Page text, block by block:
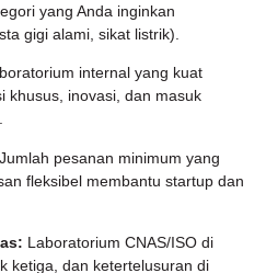
yang Anda inginkan
gigi alami, sikat listrik).
internal yang kuat
khusus, inovasi, dan masuk
Jumlah pesanan minimum yang
fleksibel membantu startup dan
Laboratorium CNAS/ISO di
ketiga, dan ketertelusuran di